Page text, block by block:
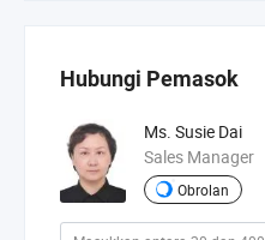
Hubungi Pemasok
Ms. Susie Dai
Sales Manager
Obrolan